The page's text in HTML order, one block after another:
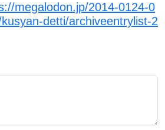
megalodon.jp/2014-0124-0
detti/archiveentrylist-2